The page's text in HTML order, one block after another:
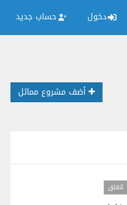
دخول حساب جديد
أضف مشروع مماثل
مُغلق